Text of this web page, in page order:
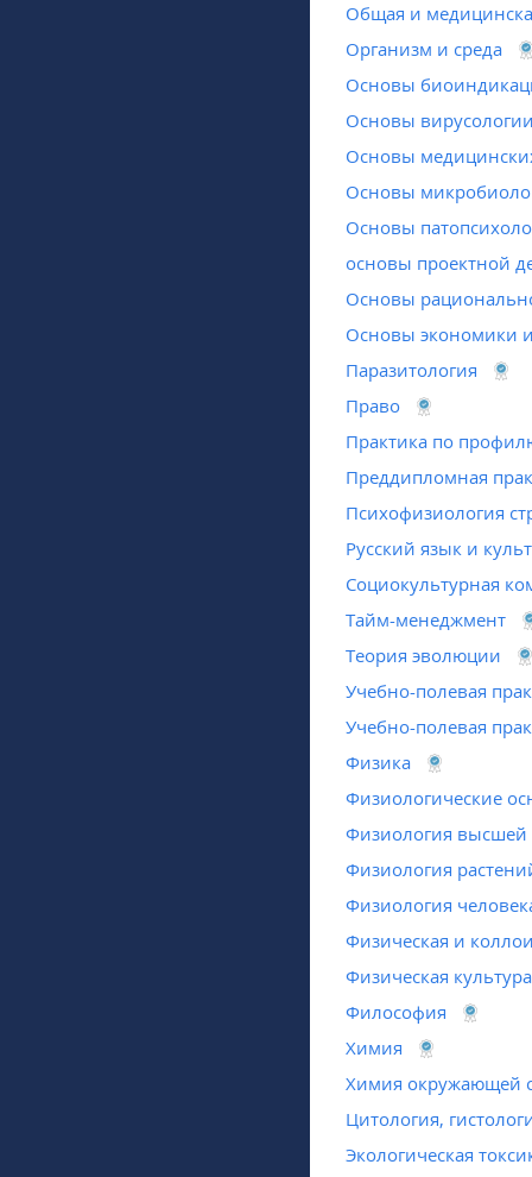
Общая и
Организм и среда
Основы
Основы
Основы
Основы
Основы
основы проектной
Основы
Основы экономики
Паразитология
Право
Практика по
Преддипломная
Психофизиология
Русский язык и
Социокультурная
Тайм-менеджмент
Теория эволюции
Учебно-полевая
Учебно-полевая
Физика
Физиологические
Физиология высшей
Физиология
Физиология
Физическая и
Физическая
Философия
Химия
Химия окружающей
Цитология,
Экологическая